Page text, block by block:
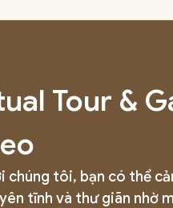
Tour &
chúng tôi, bạn có thể
tĩnh và thư giãn nhờ